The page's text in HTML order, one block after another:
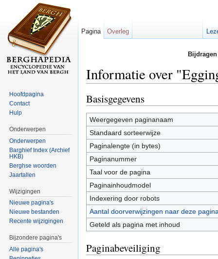
Informatie over
Basisgegevens
Weergegeven paginanaam
Standaard sorteerwijze
Paginalengte (in bytes)
Paginanummer
Taal voor de pagina
Paginainhoudmodel
Indexering door robots
Aantal doorverwijzingen naar deze
Geteld als pagina met inhoud
Paginabeveiliging
Pagina Overleg
Hoofdpagina
Contact
Hulp
Onderwerpen
Onderwerpen
Barghief Index (Archief
HKB)
Berghse woorden
Jaartallen
Wijzigingen
Nieuwe pagina's
Nieuwe bestanden
Recente wijzigingen
Bijzondere pagina's
Alle pagina's